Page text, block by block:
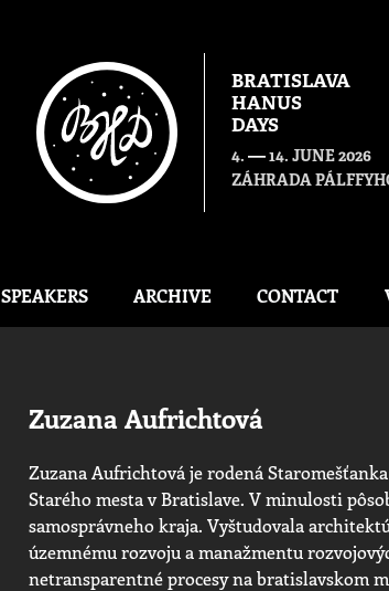
BRATISLAVA
HANUS
DAYS
4. — 14. JUNE 2026
ZÁHRADA
SPEAKERS ARCHIVE CONTACT
Zuzana Aufrichtová
Zuzana Aufrichtová je rodená
Starého mesta v Bratislave. V minulosti
samosprávneho kraja. Vyštudovala
územnému rozvoju a manažmentu
netransparentné procesy na bratislavskom